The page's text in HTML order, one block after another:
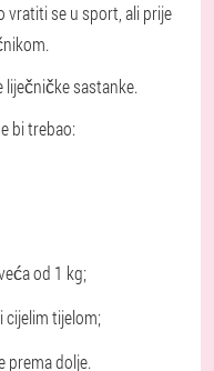
vratiti se u sport, ali prije
sastanke.
bi trebao:
od 1 kg;
cijelim tijelom;
prema dolje.